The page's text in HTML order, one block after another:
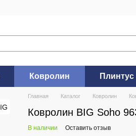
Ковролин Плинтус
Главная Каталог Ковролин
Ковролин BIG Soho
В наличии Оставить отзыв